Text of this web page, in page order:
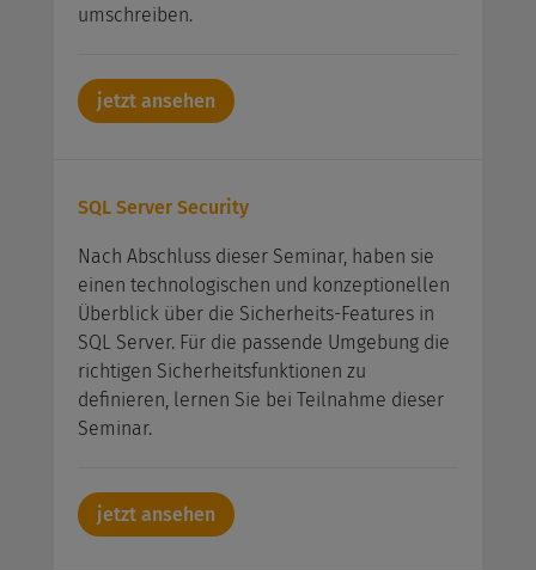
umschreiben.
jetzt ansehen
SQL Server Security
Nach Abschluss dieser Seminar, haben sie
einen technologischen und konzeptionellen
Überblick über die Sicherheits-Features in
SQL Server. Für die passende Umgebung die
richtigen Sicherheitsfunktionen zu
definieren, lernen Sie bei Teilnahme dieser
Seminar.
jetzt ansehen